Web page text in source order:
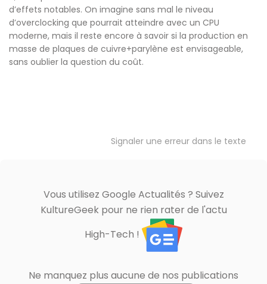
d’effets notables. On imagine sans mal le niveau
d’overclocking que pourrait atteindre avec un CPU
moderne, mais il reste encore à savoir si la production en
masse de plaques de cuivre+parylène est envisageable,
sans oublier la question du coût.
Signaler une erreur dans le texte
Vous utilisez Google Actualités ? Suivez
KultureGeek pour ne rien rater de l'actu
High-Tech !
Ne manquez plus aucune de nos publications